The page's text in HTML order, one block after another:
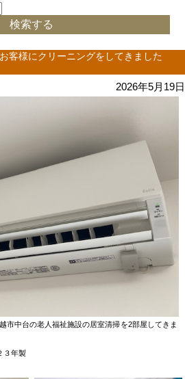
客様にクリーニングをしてきました
2026年5月19日
市中台の老人福祉施設の居室清掃を2部屋してきま
３年製